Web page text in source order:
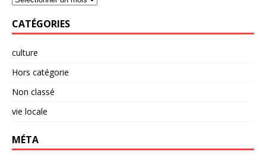
CATÉGORIES
culture
Hors catégorie
Non classé
vie locale
MÉTA